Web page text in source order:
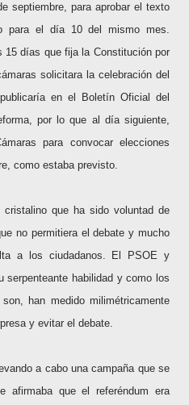
septiembre, para aprobar el texto
para el día 10 del mismo mes.
15 días que fija la Constitución por
solicitara la celebración del
en el Boletín Oficial del
por lo que al día siguiente,
para convocar elecciones
como estaba previsto.
que ha sido voluntad de
no permitiera el debate y mucho
a los ciudadanos. El PSOE y
serpenteante habilidad y como los
han medido milimétricamente
y evitar el debate.
a cabo una campaña que se
afirmaba que el referéndum era